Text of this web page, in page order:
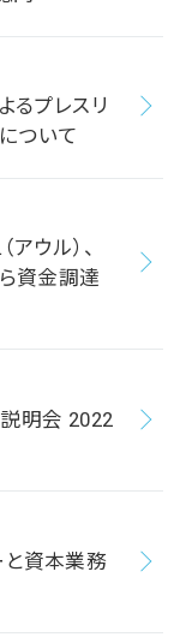
るプレスリ
ついて
ウル）、
資金調達
明会 2022
と資本業務